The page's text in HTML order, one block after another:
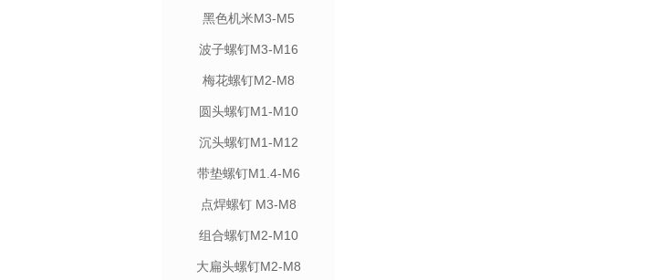
黑色机米M3-M5
波子螺钉M3-M16
梅花螺钉M2-M8
圆头螺钉M1-M10
沉头螺钉M1-M12
带垫螺钉M1.4-M6
点焊螺钉 M3-M8
组合螺钉M2-M10
大扁头螺钉M2-M8